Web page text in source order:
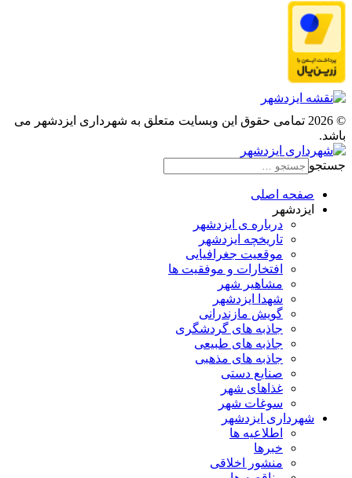
© 2026 تمامی حقوق این وبسایت متعلق به شهرداری ایزدشهر می
باشد.
جستجو
صفحه اصلی
ایزدشهر
درباره ی ایزدشهر
تاریخچه ایزدشهر
موقعیت جغرافیایی
افتخارات و موفقیت ها
مشاهیر شهر
شهدا ایزدشهر
گویش مازندرانی
جاذبه های گردشگری
جاذبه های طبیعی
جاذبه های مذهبی
صنایع دستی
غذاهای شهر
سوغات شهر
شهرداری ایزدشهر
اطلاعیه ها
خبرها
منشور اخلاقی